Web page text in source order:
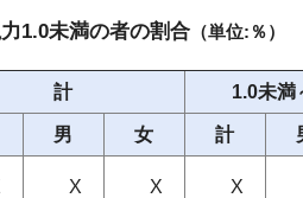
1.0未満の者の割合 （単位:％）
計 1.0未満
男 女 計
X X X